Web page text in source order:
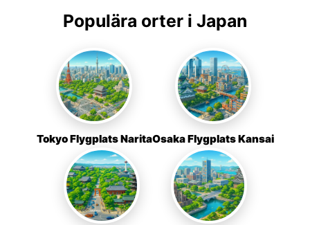
Populära orter i Japan
Tokyo Flygplats NaritaOsaka Flygplats Kansai